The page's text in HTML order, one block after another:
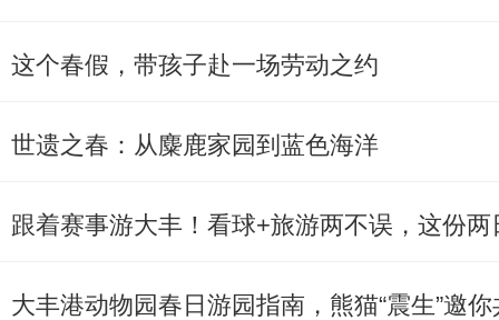
这个春假，带孩子赴一场劳动之约
世遗之春：从麋鹿家园到蓝色海洋
跟着赛事游大丰！看球+旅游两不误，这份
大丰港动物园春日游园指南，熊猫“震生”邀